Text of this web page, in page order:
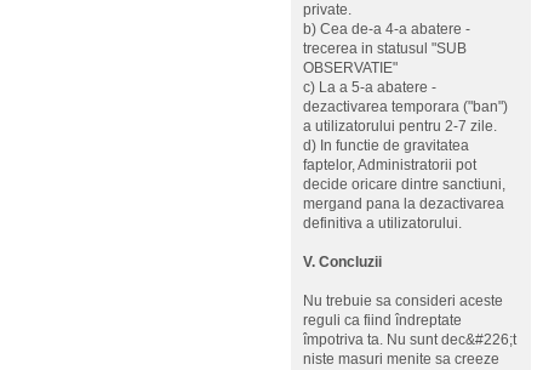
private.
b) Cea de-a 4-a abatere -
trecerea in statusul "SUB
OBSERVATIE"
c) La a 5-a abatere -
dezactivarea temporara ("ban")
a utilizatorului pentru 2-7 zile.
d) In functie de gravitatea
faptelor, Administratorii pot
decide oricare dintre sanctiuni,
mergand pana la dezactivarea
definitiva a utilizatorului.
V. Concluzii
Nu trebuie sa consideri aceste
reguli ca fiind îndreptate
împotriva ta. Nu sunt dec&#226;t
niste masuri menite sa creeze